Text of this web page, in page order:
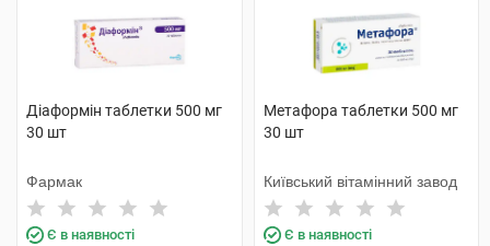
Діаформін таблетки 500 мг
30 шт
Фармак
Є в наявності
Метафора таблетки 500 мг
30 шт
Київський вітамінний завод
Є в наявності